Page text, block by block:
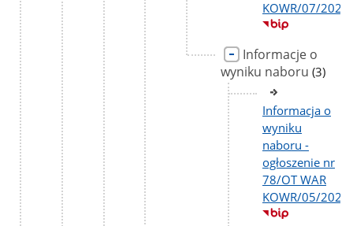
KOWR/07/2026
Informacje o
wyniku naboru liczba
(3)
Informacja o
wyniku
naboru -
ogłoszenie nr
78/OT WAR
KOWR/05/2026